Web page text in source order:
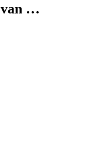
van …